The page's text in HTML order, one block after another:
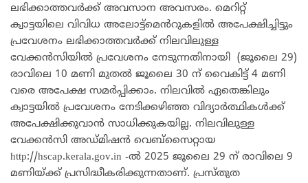
ലഭിക്കാത്തവർക്ക് അവസാന അവസരം. മെറിറ്റ്
ക്വാട്ടയിലെ വിവിധ അലോട്ട്‌മെൻറുകളിൽ അപേക്ഷിച്ചിട്ടും
പ്രവേശനം ലഭിക്കാത്തവർക്ക്‌ നിലവിലുള്ള
വേക്കൻസിയിൽ പ്രവേശനം നേടുന്നതിനായി (ജൂലൈ 29)
രാവിലെ 10 മണി മുതൽ ജൂലൈ 30 ന് വൈകിട്ട് 4 മണി
വരെ അപേക്ഷ സമർപ്പിക്കാം. നിലവിൽ ഏതെങ്കിലും
ക്വാട്ടയിൽ പ്രവേശനം നേടിക്കഴിഞ്ഞ വിദ്യാർത്ഥികൾക്ക്
അപേക്ഷിക്കുവാൻ സാധിക്കുകയില്ല. നിലവിലുള്ള
വേക്കൻസി അഡ്‌മിഷൻ വെബ്സൈറ്റായ
http://hscap.kerala.gov.in -ൽ 2025 ജൂലൈ 29 ന് രാവിലെ 9
മണിയ്ക്ക് പ്രസിദ്ധീകരിക്കുന്നതാണ്. പ്രസ്തുത